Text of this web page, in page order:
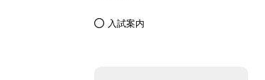
入試案内